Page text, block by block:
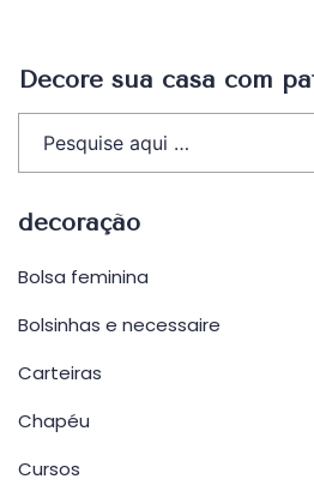
Decore sua casa com
decoração
Bolsa feminina
Bolsinhas e necessaire
Carteiras
Chapéu
Cursos